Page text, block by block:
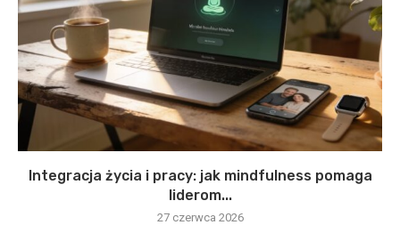
Integracja życia i pracy: jak mindfulness pomaga
liderom...
27 czerwca 2026